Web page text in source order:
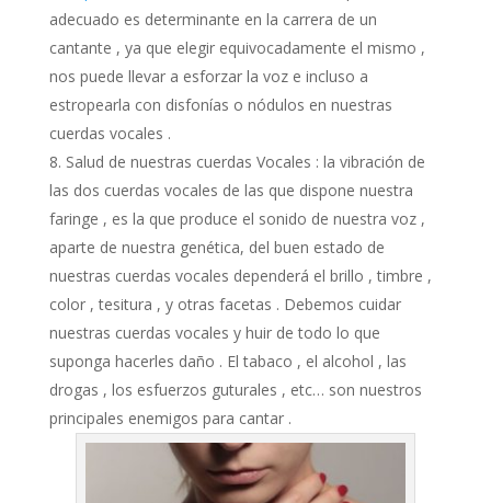
adecuado es determinante en la carrera de un
cantante , ya que elegir equivocadamente el mismo ,
nos puede llevar a esforzar la voz e incluso a
estropearla con disfonías o nódulos en nuestras
cuerdas vocales .
Salud de nuestras cuerdas Vocales : la vibración de
las dos cuerdas vocales de las que dispone nuestra
faringe , es la que produce el sonido de nuestra voz ,
aparte de nuestra genética, del buen estado de
nuestras cuerdas vocales dependerá el brillo , timbre ,
color , tesitura , y otras facetas . Debemos cuidar
nuestras cuerdas vocales y huir de todo lo que
suponga hacerles daño . El tabaco , el alcohol , las
drogas , los esfuerzos guturales , etc… son nuestros
principales enemigos para cantar .